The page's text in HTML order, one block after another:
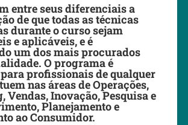
entre seus diferenciais a
de que todas as técnicas
durante o curso sejam
e aplicáveis, e é
um dos mais procurados
O programa é
profissionais de qualquer
nas áreas de Operações,
Vendas, Inovação, Pesquisa e
Planejamento e
ao Consumidor.